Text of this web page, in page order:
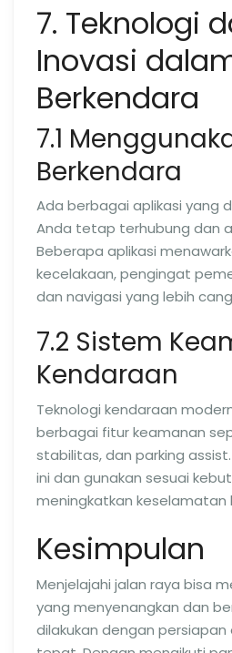
7. Teknologi
Inovasi
Berkendara
7.1
Berkendara
Ada berbagai aplikasi yang
Anda tetap terhubung dan
Beberapa aplikasi
kecelakaan, pengingat
dan navigasi yang lebih
7.2 Sistem
Kendaraan
Teknologi kendaraan
berbagai fitur keamanan
stabilitas, dan parking
ini dan gunakan sesuai
meningkatkan keselamatan
Kesimpulan
Menjelajahi jalan raya bisa
yang menyenangkan dan
dilakukan dengan